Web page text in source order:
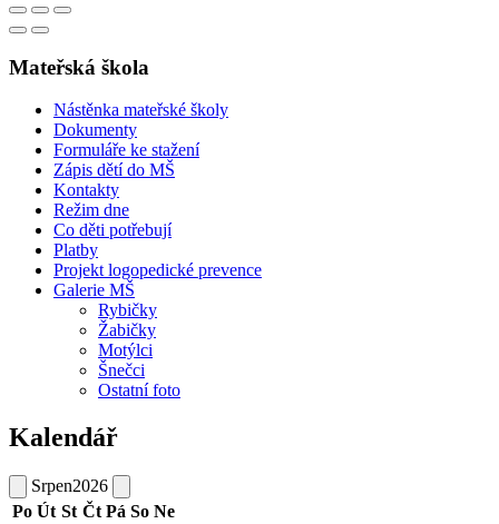
Mateřská škola
Nástěnka mateřské školy
Dokumenty
Formuláře ke stažení
Zápis dětí do MŠ
Kontakty
Režim dne
Co děti potřebují
Platby
Projekt logopedické prevence
Galerie MŠ
Rybičky
Žabičky
Motýlci
Šnečci
Ostatní foto
Kalendář
Srpen2026
Po Út St Čt Pá So Ne